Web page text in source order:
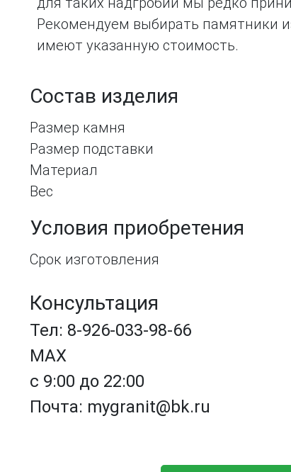
Рекомендуем выбирать памятники
имеют указанную стоимость.
Состав изделия
Размер камня
Размер подставки
Материал
Вес
Условия приобретения
Срок изготовления
Консультация
Тел: 8-926-033-98-66
MAX
с 9:00 до 22:00
Почта: mygranit@bk.ru